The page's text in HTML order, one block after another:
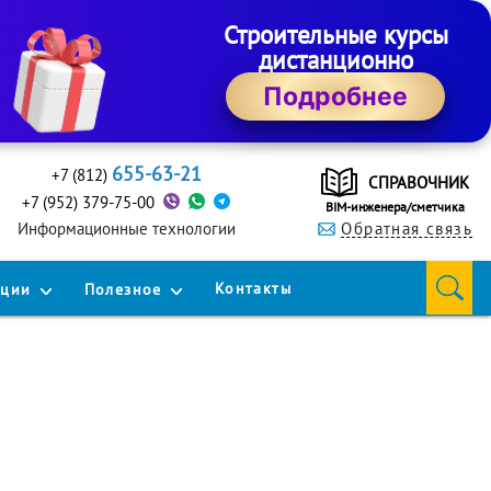
Строительные курсы
дистанционно
Подробнее
+7 (812) 655-63-21
+7 (952) 379-75-00
Информационные технологии
СПРАВОЧНИК
BIM-инженера/сметчика
Обратная связь
Полезное Контакты